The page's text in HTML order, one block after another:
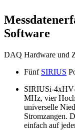
Software
DAQ Hardware und
Fünf SIRIUS
SIRIUSi-
MHz, vier
universelle
Stromzangen.
einfach auf